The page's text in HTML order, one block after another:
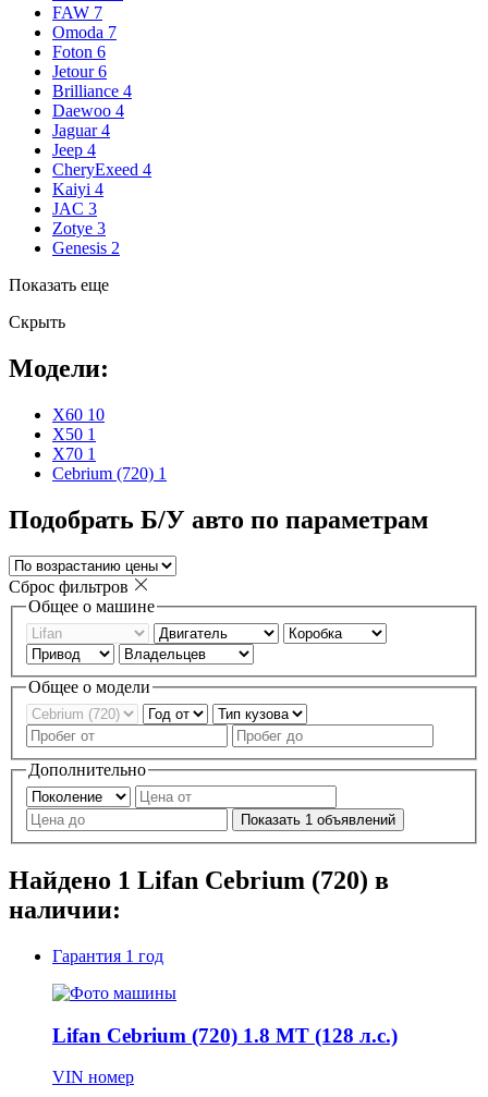
FAW 7
Omoda 7
Foton 6
Jetour 6
Brilliance 4
Daewoo 4
Jaguar 4
Jeep 4
CheryExeed 4
Kaiyi 4
JAC 3
Zotye 3
Genesis 2
Показать еще
Скрыть
Модели:
X60 10
X50 1
X70 1
Cebrium (720) 1
Подобрать Б/У авто по параметрам
Сброс фильтров
Общее о машине
Общее о модели
Дополнительно
Показать 1 объявлений
Найдено 1 Lifan Cebrium (720) в
наличии:
Гарантия 1 год
Lifan Cebrium (720) 1.8 MT (128 л.с.)
VIN номер